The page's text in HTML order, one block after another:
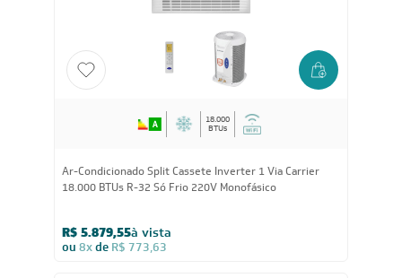
18.000
BTUs
Ar-Condicionado Split Cassete Inverter 1 Via Carrier
18.000 BTUs R-32 Só Frio 220V Monofásico
R$ 5.879,55à vista
ou 8xde R$ 773,63